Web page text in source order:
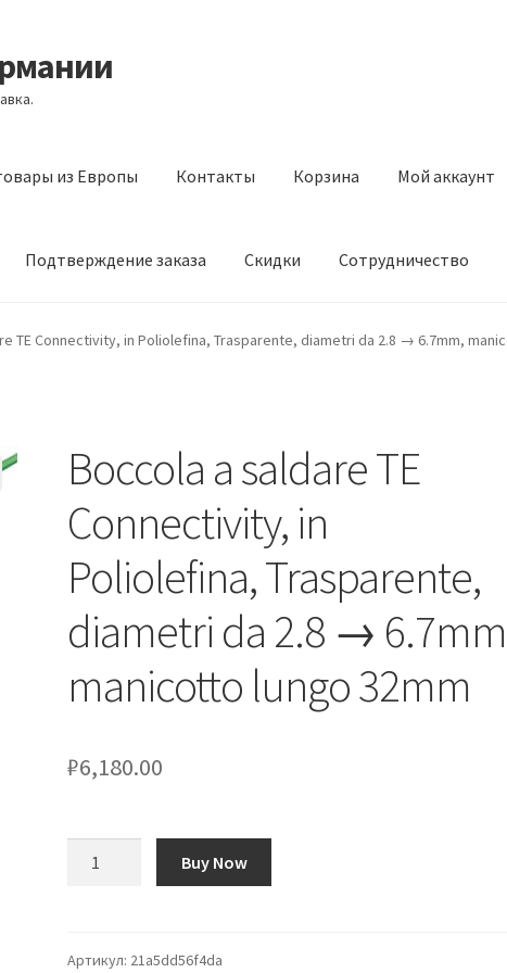
из Европы Контакты Корзина Мой аккаунт
Подтверждение заказа Скидки Сотрудничество
Контакты Корзина Мой аккаунт Оставить отзыв
TE Connectivity, in Poliolefina, Trasparente, diametri da 2.8 → 6.7mm,
Boccola a saldare TE
Connectivity, in
Poliolefina, Trasparente,
diametri da 2.8 →
manicotto lungo 32mm
₽6,180.00
saldare
Buy Now
Артикул: 21a5dd56f4da